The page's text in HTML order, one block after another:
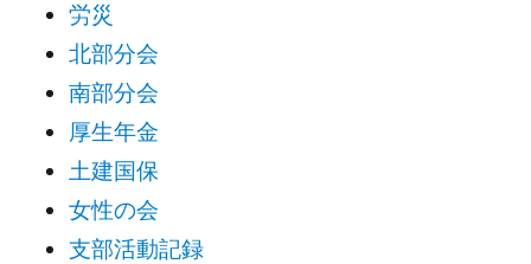
労災
北部分会
南部分会
厚生年金
土建国保
女性の会
支部活動記録